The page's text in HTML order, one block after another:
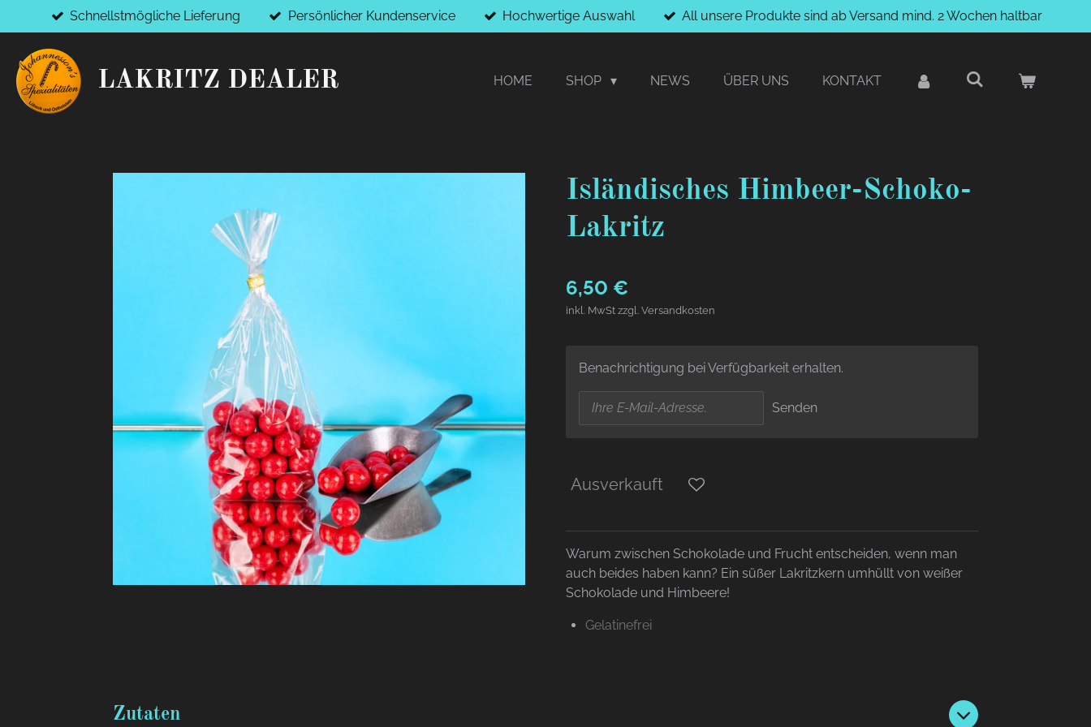
Hauptinhalt
springen
Schnellstmögliche Lieferung Persönlicher Kundenservice Hochwertige Auswahl All unsere Produkte sind ab Versand mind. 2 Wochen haltbar
LAKRITZ DEALER HOME SHOP NEWS ÜBER UNS KONTAKT
Isländisches Himbeer-Schoko-
Lakritz
6,50 €
inkl. MwSt zzgl. Versandkosten
Benachrichtigung bei Verfügbarkeit erhalten.
Senden
Ausverkauft
Warum zwischen Schokolade und Frucht entscheiden, wenn man
auch beides haben kann? Ein süßer Lakritzkern umhüllt von weißer
Schokolade und Himbeere!
Gelatinefrei
Zutaten